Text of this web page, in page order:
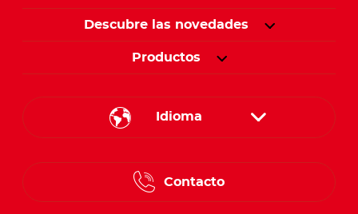
Descubre las novedades
Productos
Idioma
English
Contacto